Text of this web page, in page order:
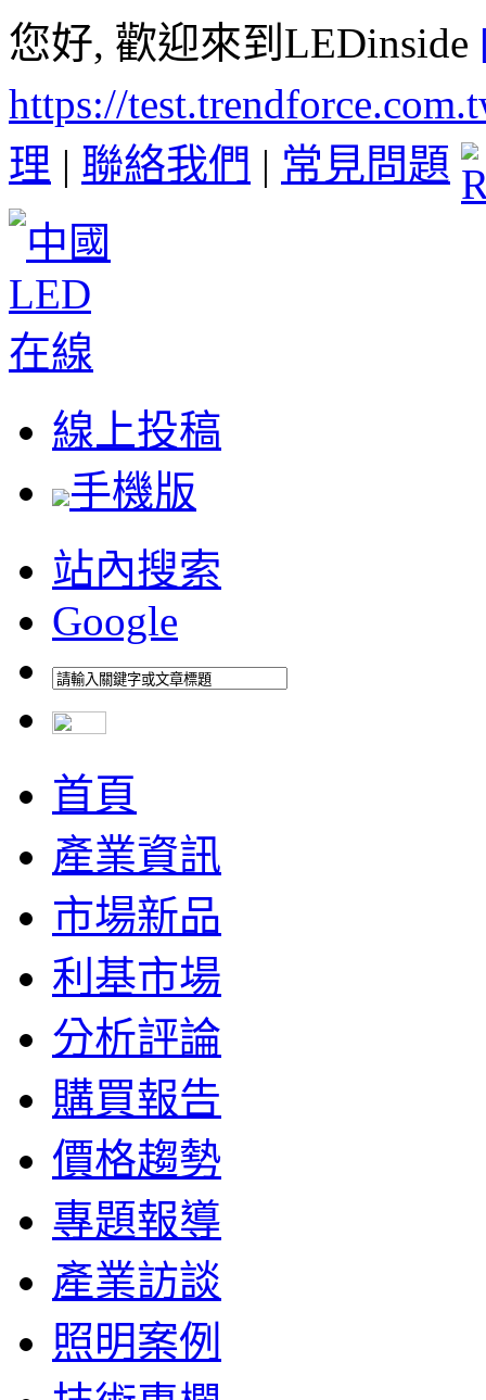
您好, 歡迎來到LEDinside
https://
理 | 聯絡我們 | 常見問題
線上投稿
手機版
站內搜索
Google
首頁
產業資訊
市場新品
利基市場
分析評論
購買報告
價格趨勢
專題報導
產業訪談
照明案例